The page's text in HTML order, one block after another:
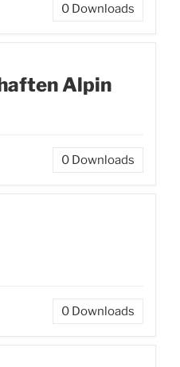
0 Downloads
Alpin
0 Downloads
0 Downloads